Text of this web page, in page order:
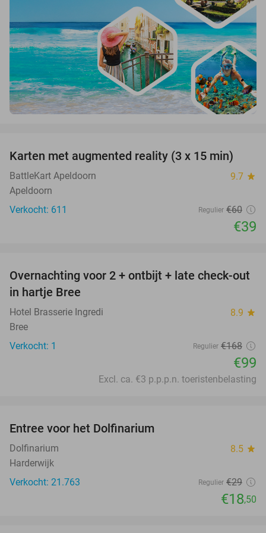
35%
Karten met augmented reality (3 x 15 min)
BattleKart Apeldoorn 9.7 star
Apeldoorn
Verkocht: 611
Regulier €60
€39
41%
TODAY
Overnachting voor 2 + ontbijt + late check-out
in hartje Bree
Hotel Brasserie Ingredi 8.9 star
Bree
Verkocht: 1
Regulier €168
€99
Excl. ca. €3 p.p.p.n. toeristenbelasting
Entree voor het Dolfinarium
Dolfinarium 8.5 star
Harderwijk
Verkocht: 21.763
Regulier €29
€18,50